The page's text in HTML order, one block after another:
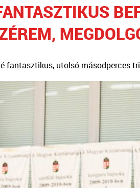
fantasztikus, utolsó másodperces